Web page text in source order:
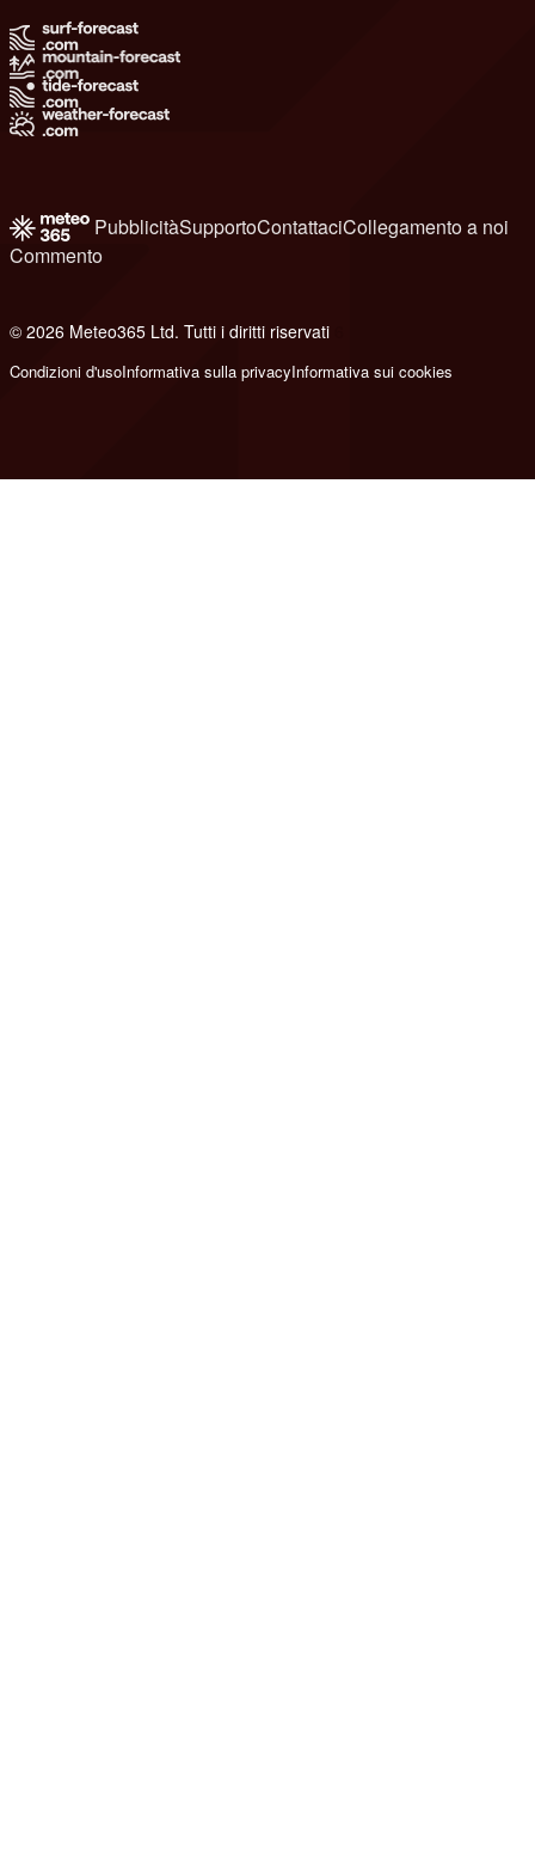
PubblicitàSupportoContattaciCollegamento a noi
Commento
© 2026 Meteo365 Ltd. Tutti i diritti riservati
Condizioni d'usoInformativa sulla privacyInformativa sui cookies